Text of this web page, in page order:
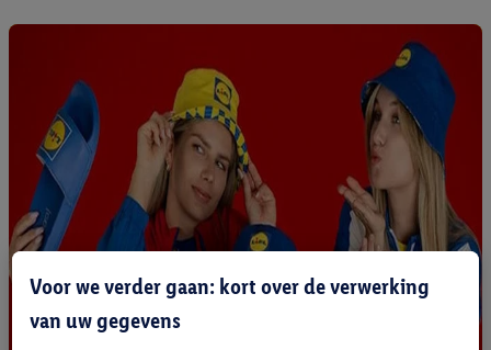
Voor we verder gaan: kort over de verwerking
van uw gegevens